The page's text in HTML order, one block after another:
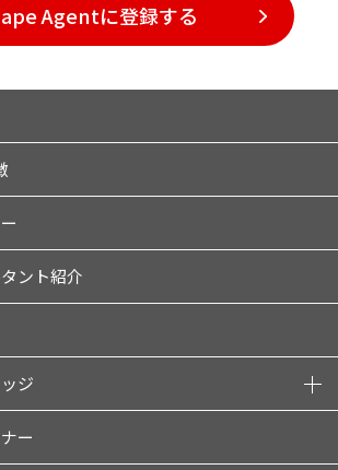
Agentに登録する
ント紹介
ジ
ー